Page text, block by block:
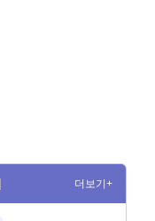
더보기+